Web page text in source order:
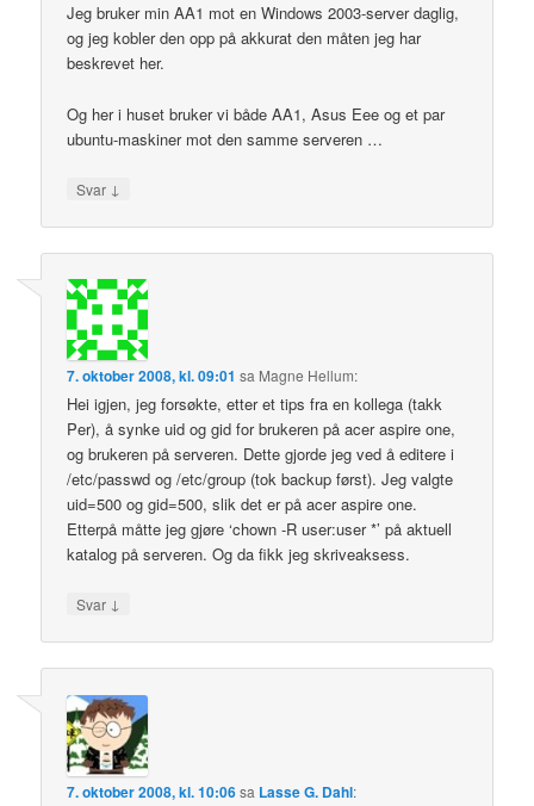
Jeg bruker min AA1 mot en Windows 2003-server daglig,
og jeg kobler den opp på akkurat den måten jeg har
beskrevet her.
Og her i huset bruker vi både AA1, Asus Eee og et par
ubuntu-maskiner mot den samme serveren …
Svar ↓
7. oktober 2008, kl. 09:01 sa Magne Hellum:
Hei igjen, jeg forsøkte, etter et tips fra en kollega (takk
Per), å synke uid og gid for brukeren på acer aspire one,
og brukeren på serveren. Dette gjorde jeg ved å editere i
/etc/passwd og /etc/group (tok backup først). Jeg valgte
uid=500 og gid=500, slik det er på acer aspire one.
Etterpå måtte jeg gjøre ‘chown -R user:user *’ på aktuell
katalog på serveren. Og da fikk jeg skriveaksess.
Svar ↓
7. oktober 2008, kl. 10:06sa Lasse G. Dahl: